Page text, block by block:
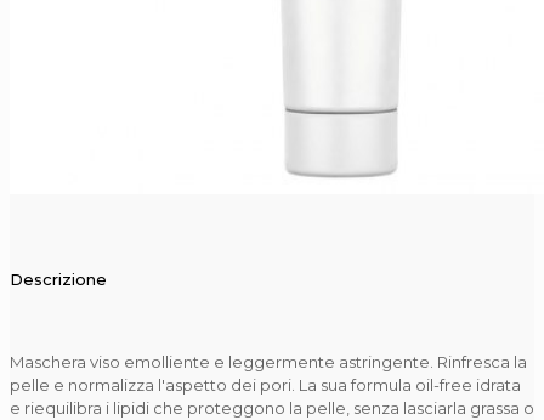
Descrizione
Maschera viso emolliente e leggermente astringente. Rinfresca la
pelle e normalizza l'aspetto dei pori. La sua formula oil-free idrata
e riequilibra i lipidi che proteggono la pelle, senza lasciarla grassa o